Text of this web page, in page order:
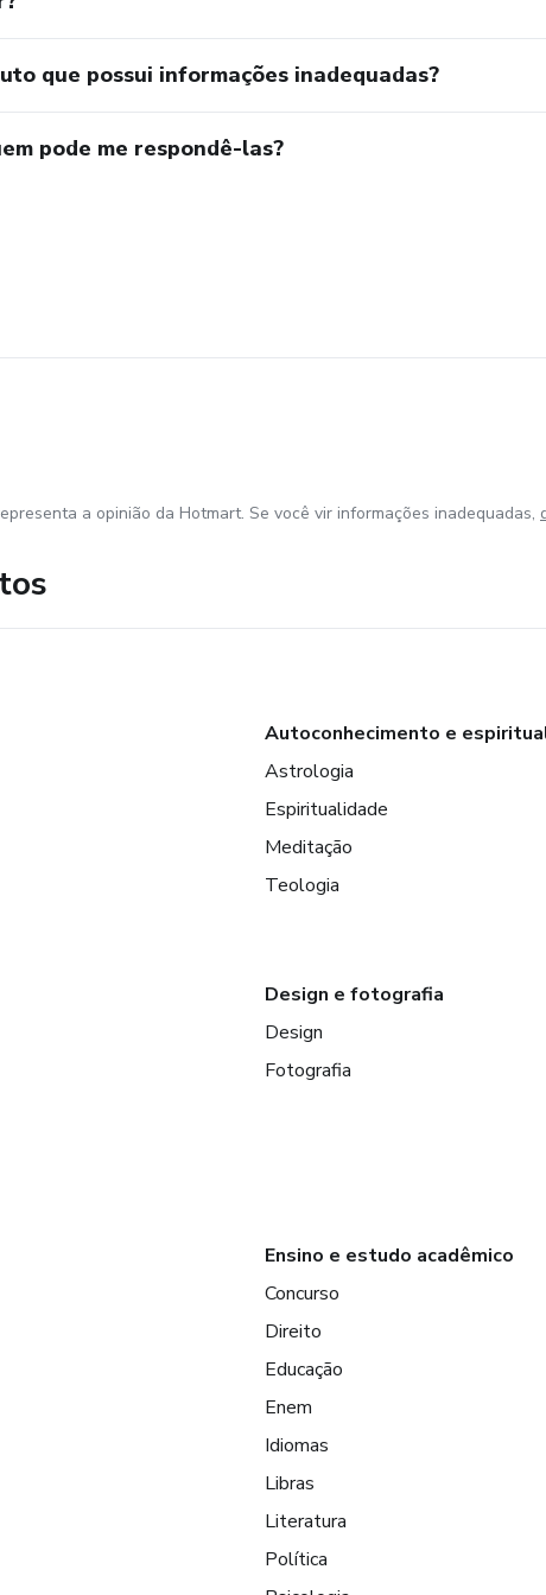
que possui informações inadequadas?
pode me respondê-las?
a opinião da Hotmart. Se você vir informações inadequadas,
Autoconhecimento e
Astrologia
Espiritualidade
Meditação
Teologia
Design e fotografia
Design
Fotografia
Ensino e estudo acadêmico
Concurso
Direito
Educação
Enem
Idiomas
Libras
Literatura
Política